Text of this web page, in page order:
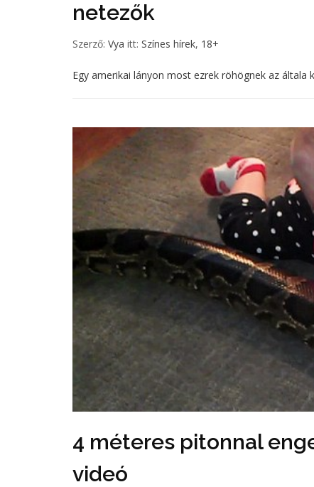
netezők
Szerző: Vya itt: Színes hírek, 18+
Egy amerikai lányon most ezrek röhögnek az általa
4 méteres pitonnal
videó